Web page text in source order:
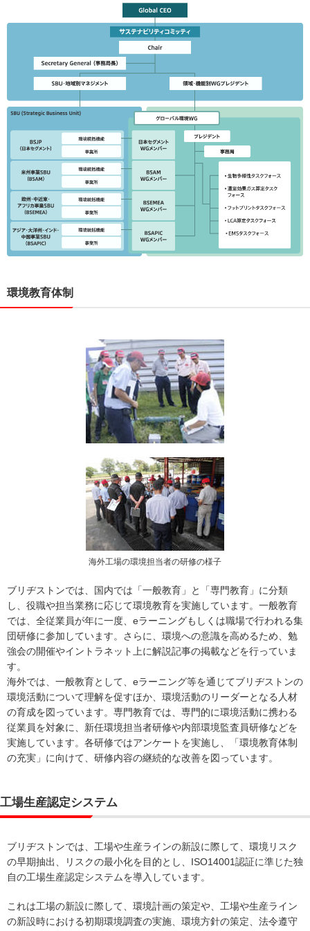
環境教育体制
海外工場の環境担当者の研修の様子
ブリヂストンでは、国内では「一般教育」と「専門教育」に分類
し、役職や担当業務に応じて環境教育を実施しています。一般教育
では、全従業員が年に一度、eラーニングもしくは職場で行われる集
団研修に参加しています。さらに、環境への意識を高めるため、勉
強会の開催やイントラネット上に解説記事の掲載などを行っていま
す。
海外では、一般教育として、eラーニング等を通じてブリヂストンの
環境活動について理解を促すほか、環境活動のリーダーとなる人材
の育成を図っています。専門教育では、専門的に環境活動に携わる
従業員を対象に、新任環境担当者研修や内部環境監査員研修などを
実施しています。各研修ではアンケートを実施し、「環境教育体制
の充実」に向けて、研修内容の継続的な改善を図っています。
工場生産認定システム
ブリヂストンでは、工場や生産ラインの新設に際して、環境リスク
の早期抽出、リスクの最小化を目的とし、ISO14001認証に準じた独
自の工場生産認定システムを導入しています。
これは工場の新設に際して、環境計画の策定や、工場や生産ライン
の新設時における初期環境調査の実施、環境方針の策定、法令遵守